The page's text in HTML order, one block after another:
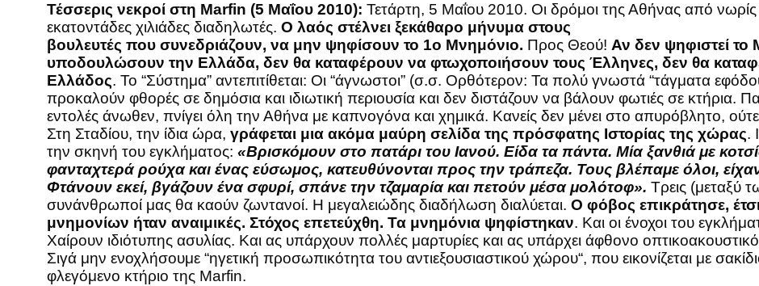
Τέσσερις νεκροί στη Marfin (5 Μαΐου 2010): Τετάρτη, 5 Μαΐου 2010. Οι δρόμοι της Αθήνας από νωρίς
εκατοντάδες χιλιάδες διαδηλωτές. Ο λαός στέλνει ξεκάθαρο μήνυμα στους
βουλευτές που συνεδριάζουν, να μην ψηφίσουν το 1ο Μνημόνιο. Προς Θεού! Αν δεν ψηφιστεί
υποδουλώσουν την Ελλάδα, δεν θα καταφέρουν να φτωχοποιήσουν τους Έλληνες, δεν θα
Ελλάδος. Το “Σύστημα” αντεπιτίθεται: Οι “άγνωστοι” (σ.σ. Ορθότερον: Τα πολύ γνωστά “τάγματα
προκαλούν φθορές σε δημόσια και ιδιωτική περιουσία και δεν διστάζουν να βάλουν φωτιές σε κτήρια.
εντολές άνωθεν, πνίγει όλη την Αθήνα με καπνογόνα και χημικά. Κανείς δεν μένει στο απυρόβλητο,
Στη Σταδίου, την ίδια ώρα, γράφεται μια ακόμα μαύρη σελίδα της πρόσφατης Ιστορίας της χώρας.
την σκηνή του εγκλήματος: «Βρισκόμουν στο πατάρι του Ιανού. Είδα τα πάντα. Μία ξανθιά με
φανταχτερά ρούχα και ένας εύσωμος, κατευθύνονται προς την τράπεζα. Τους βλέπαμε όλοι,
Φτάνουν εκεί, βγάζουν ένα σφυρί, σπάνε την τζαμαρία και πετούν μέσα μολότοφ». Τρεις (μεταξύ
συνάνθρωποί μας θα καούν ζωντανοί. Η μεγαλειώδης διαδήλωση διαλύεται. Ο φόβος επικράτησε,
μνημονίων ήταν αναιμικές. Στόχος επετεύχθη. Τα μνημόνια ψηφίστηκαν. Και οι ένοχοι του
Χαίρουν ιδιότυπης ασυλίας. Και ας υπάρχουν πολλές μαρτυρίες και ας υπάρχει άφθονο
Σιγά μην ενοχλήσουμε “ηγετική προσωπικότητα του αντιεξουσιαστικού χώρου“, που εικονίζεται με
φλεγόμενο κτήριο της Marfin.